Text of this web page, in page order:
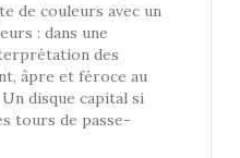
de couleurs avec un
: dans une
des
âpre et féroce au
disque capital si
tours de passe-